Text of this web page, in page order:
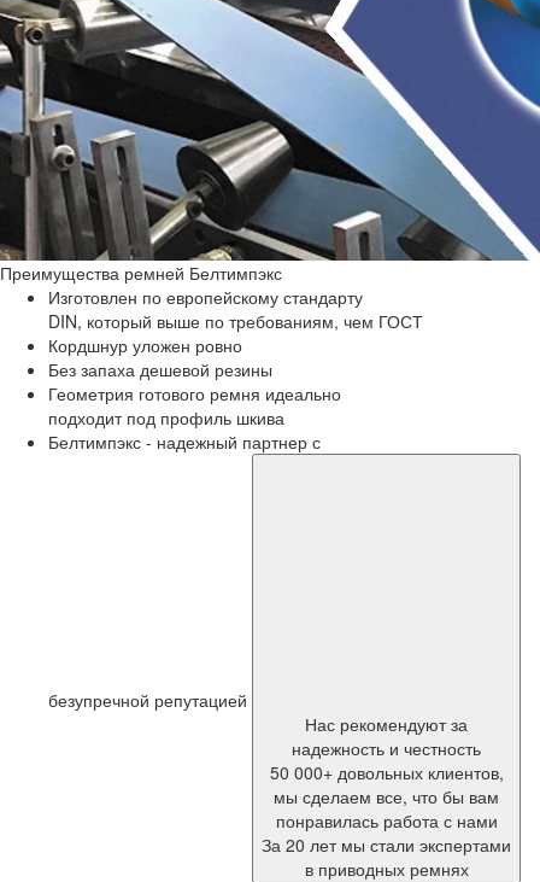
Преимущества ремней Белтимпэкс
Изготовлен по европейскому стандарту
DIN, который выше по требованиям, чем ГОСТ
Кордшнур уложен ровно
Без запаха дешевой резины
Геометрия готового ремня идеально
подходит под профиль шкива
Белтимпэкс - надежный партнер с
безупречной репутацией
Нас рекомендуют за
надежность и честность
50 000+ довольных клиентов,
мы сделаем все, что бы вам
понравилась работа с нами
За 20 лет мы стали экспертами
в приводных ремнях